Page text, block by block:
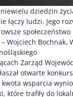
dziedzin
łączy ludzi. Jego
Wojciech Bochnak,
Zarząd
otwarte
wsparcia
które trafiły do